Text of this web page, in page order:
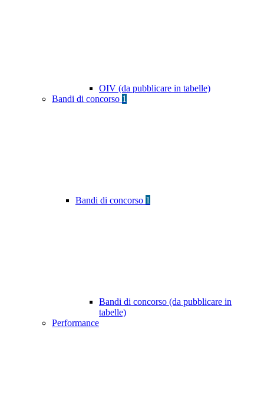
OIV (da pubblicare in tabelle)
Bandi di concorso 1
Bandi di concorso 1
Bandi di concorso (da pubblicare in
tabelle)
Performance